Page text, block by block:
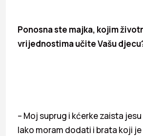
Ponosna ste majka, kojim
vrijednostima učite Vašu
– Moj suprug i kćerke zaista
Iako moram dodati i brata koji